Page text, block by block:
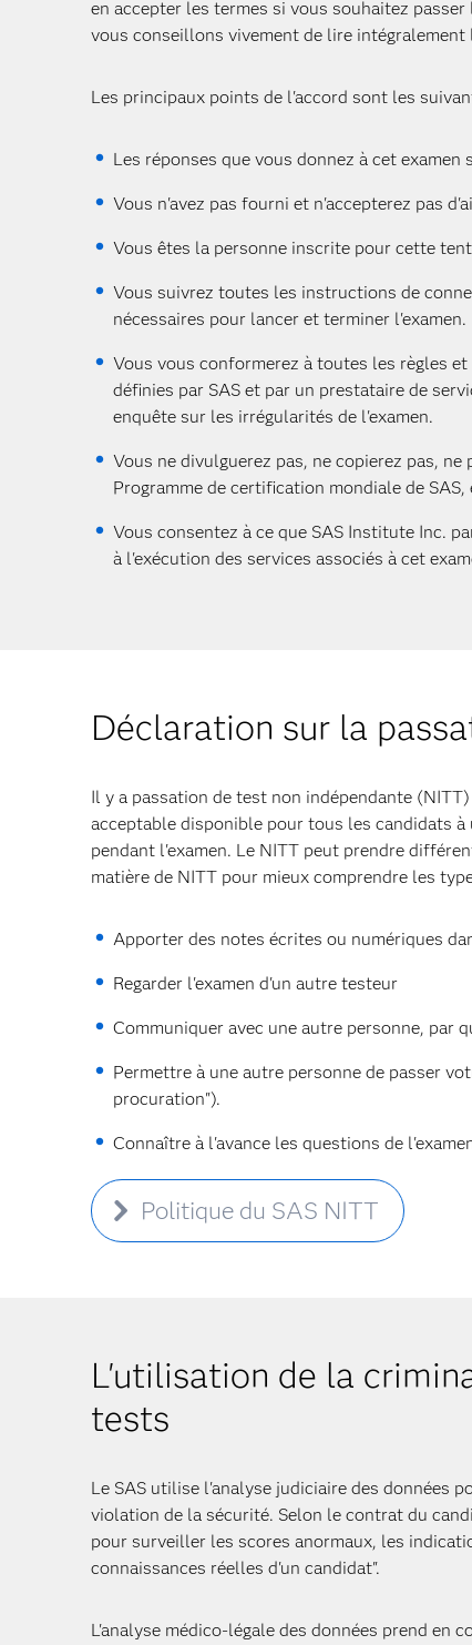
en accepter les termes si vous souhaitez
vous conseillons vivement de lire
Les principaux points de l'accord sont les
Les réponses que vous donnez à cet
Vous n'avez pas fourni et n'accepterez pas
Vous êtes la personne inscrite pour cette
Vous suivrez toutes les instructions de
nécessaires pour lancer et terminer l'examen.
Vous vous conformerez à toutes les règles
définies par SAS et par un prestataire de
enquête sur les irrégularités de l'examen.
Vous ne divulguerez pas, ne copierez pas,
Programme de certification mondiale de
Vous consentez à ce que SAS Institute Inc.
à l'exécution des services associés à cet
Déclaration sur la
Il y a passation de test non indépendante
acceptable disponible pour tous les candidats
pendant l'examen. Le NITT peut prendre
matière de NITT pour mieux comprendre les
Apporter des notes écrites ou numériques
Regarder l'examen d'un autre testeur
Communiquer avec une autre personne, par
Permettre à une autre personne de passer
procuration").
Connaître à l'avance les questions de
Politique du SAS NITT
L'utilisation de la
tests
Le SAS utilise l'analyse judiciaire des données
violation de la sécurité. Selon le contrat du
pour surveiller les scores anormaux, les
connaissances réelles d'un candidat".
L'analyse médico-légale des données prend en